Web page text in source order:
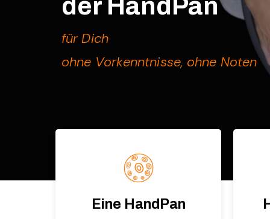
der HandPan
für Dich
ohne Vorkenntnisse, ohne Noten
Eine HandPan